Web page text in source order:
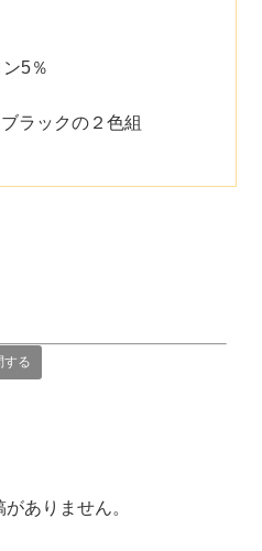
5％
ラックの２色組
する
ありません。